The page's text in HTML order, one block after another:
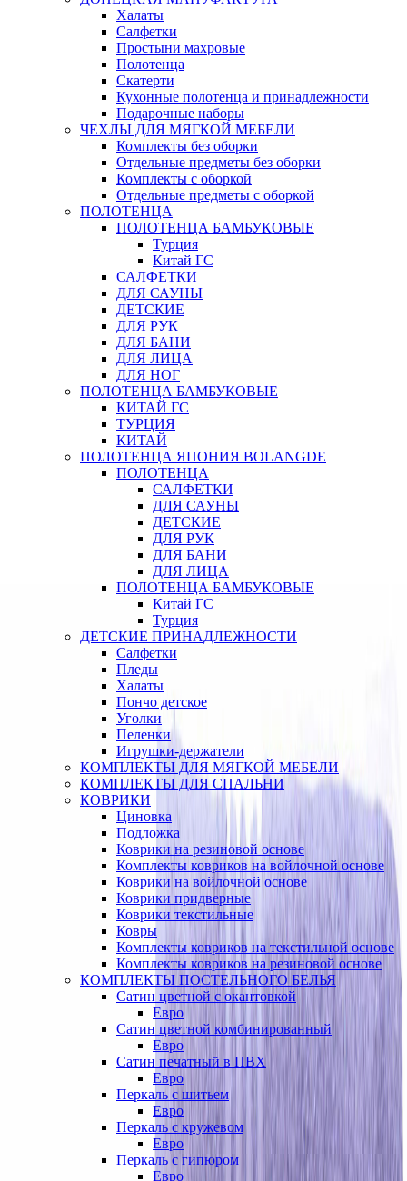
Халаты
Салфетки
Простыни махровые
Полотенца
Скатерти
Кухонные полотенца и принадлежности
Подарочные наборы
ЧЕХЛЫ ДЛЯ МЯГКОЙ МЕБЕЛИ
Комплекты без оборки
Отдельные предметы без оборки
Комплекты с оборкой
Отдельные предметы с оборкой
ПОЛОТЕНЦА
ПОЛОТЕНЦА БАМБУКОВЫЕ
Турция
Китай ГС
САЛФЕТКИ
ДЛЯ САУНЫ
ДЕТСКИЕ
ДЛЯ РУК
ДЛЯ БАНИ
ДЛЯ ЛИЦА
ДЛЯ НОГ
ПОЛОТЕНЦА БАМБУКОВЫЕ
КИТАЙ ГС
ТУРЦИЯ
КИТАЙ
ПОЛОТЕНЦА ЯПОНИЯ BOLANGDE
ПОЛОТЕНЦА
САЛФЕТКИ
ДЛЯ САУНЫ
ДЕТСКИЕ
ДЛЯ РУК
ДЛЯ БАНИ
ДЛЯ ЛИЦА
ПОЛОТЕНЦА БАМБУКОВЫЕ
Китай ГС
Турция
ДЕТСКИЕ ПРИНАДЛЕЖНОСТИ
Салфетки
Пледы
Халаты
Пончо детское
Уголки
Пеленки
Игрушки-держатели
КОМПЛЕКТЫ ДЛЯ МЯГКОЙ МЕБЕЛИ
КОМПЛЕКТЫ ДЛЯ СПАЛЬНИ
КОВРИКИ
Циновка
Подложка
Коврики на резиновой основе
Комплекты ковриков на войлочной основе
Коврики на войлочной основе
Коврики придверные
Коврики текстильные
Ковры
Комплекты ковриков на текстильной основе
Комплекты ковриков на резиновой основе
КОМПЛЕКТЫ ПОСТЕЛЬНОГО БЕЛЬЯ
Сатин цветной с окантовкой
Евро
Сатин цветной комбинированный
Евро
Сатин печатный в ПВХ
Евро
Перкаль с шитьем
Евро
Перкаль с кружевом
Евро
Перкаль с гипюром
Евро